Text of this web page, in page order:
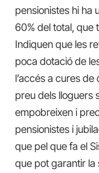
pensionistes hi ha
60% del total, que
Indiquen que les
poca dotació de
l’accés a cures de
preu dels lloguers
empobreixen i
pensionistes i
que pel que fa el
que pot garantir la